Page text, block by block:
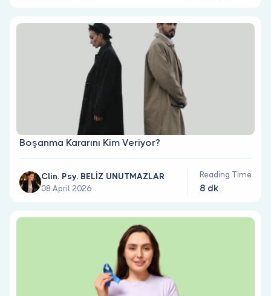
Boşanma Kararını Kim Veriyor?
Clin. Psy. BELİZ UNUTMAZLAR
08 April 2026
Reading Time
8 dk